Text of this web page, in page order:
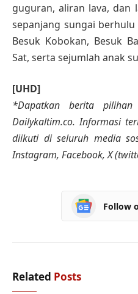
guguran, aliran lava, dan
sepanjang sungai
Besuk Kobokan, Besuk
Sat, serta sejumlah anak
[UHD]
*Dapatkan berita
Dailykaltim.co. Informasi
diikuti di seluruh media
Instagram, Facebook, X
Follow
Related Posts